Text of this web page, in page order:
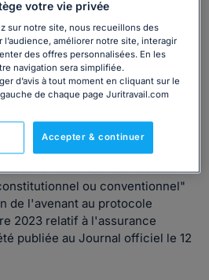
une révision des règles
des demandeurs
conventionnelle.
si la CGT et la CFE-CGC
qu’il était ressorti des
un accord.
constitutionnel qui a considéré
soumis ne se heurtait "à aucun
ou conventionnel"
de l'avenant au protocole
2023 relatif à l'assurance
publiée au Journal officiel le 12
votre vie privée
sur notre site, nous recueillons des
améliorer notre site, interagir
des offres personnalisées. En les
navigation sera simplifiée.
d’avis à tout moment en cliquant sur le
de chaque page Juritravail.com
Accepter & continuer